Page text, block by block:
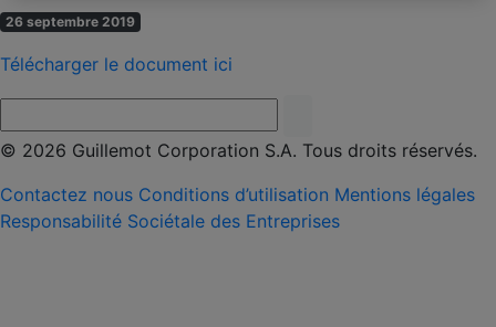
26 septembre 2019
Télécharger le document ici
© 2026 Guillemot Corporation S.A. Tous droits réservés.
Contactez nous Conditions d’utilisation Mentions légales
Responsabilité Sociétale des Entreprises